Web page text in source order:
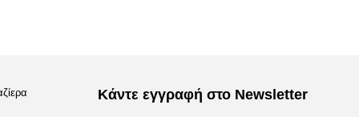
Κάντε εγγραφή στο Newsletter